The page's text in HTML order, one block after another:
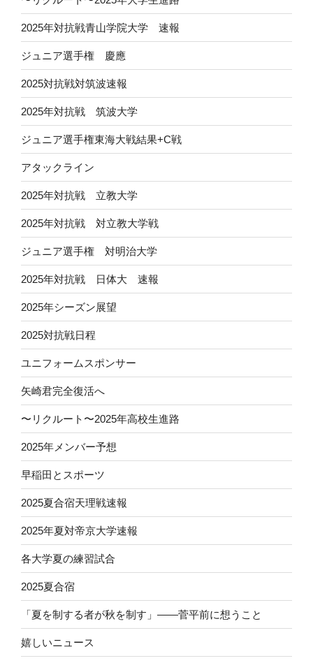
2025年対抗戦青山学院大学 速報
ジュニア選手権 慶應
2025対抗戦対筑波速報
2025年対抗戦 筑波大学
ジュニア選手権東海大戦結果+C戦
アタックライン
2025年対抗戦 立教大学
2025年対抗戦 対立教大学戦
ジュニア選手権 対明治大学
2025年対抗戦 日体大 速報
2025年シーズン展望
2025対抗戦日程
ユニフォームスポンサー
矢崎君完全復活へ
〜リクルート〜2025年高校生進路
2025年メンバー予想
早稲田とスポーツ
2025夏合宿天理戦速報
2025年夏対帝京大学速報
各大学夏の練習試合
2025夏合宿
「夏を制する者が秋を制す」——菅平前に想うこと
嬉しいニュース